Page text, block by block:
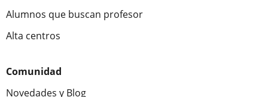
Alumnos que buscan profesor
Alta centros
Comunidad
Novedades y Blog